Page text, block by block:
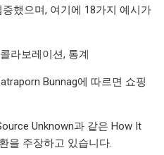
했으며, 여기에 18가지 예시가
라보레이션, 통계
Bunnag에 따르면 쇼핑
Unknown과 같은 How It
을 주장하고 있습니다.